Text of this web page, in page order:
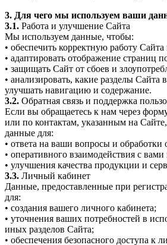
3. Для чего мы используем ваши
3.1. Работа и улучшение Сайта
Мы используем данные, чтобы:
• обеспечить корректную работу Сайта
• адаптировать отображение страниц
• защищать Сайт от сбоев и
• анализировать, какие разделы Сайта
улучшать навигацию и содержание.
3.2. Обратная связь и поддержка
Если вы обращаетесь к нам через
или по контактам, указанным на
данные для:
• ответа на ваши вопросы и обработки
• оперативного взаимодействия с вами
• улучшения качества продукции и
3.3. Личный кабинет
Данные, предоставленные при
для:
• создания вашего личного кабинета;
• уточнения ваших потребностей в
иных разделов Сайта;
• обеспечения безопасного доступа к